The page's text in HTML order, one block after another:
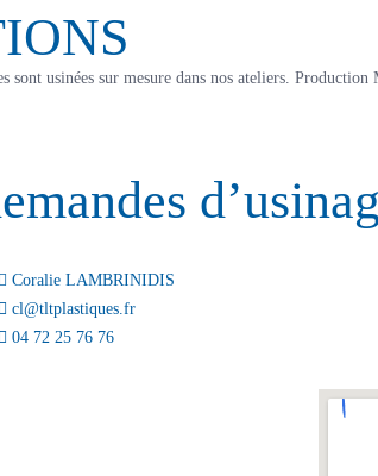
sont usinées sur mesure dans nos ateliers.
Coralie LAMBRINIDIS
cl@tltplastiques.fr
04 72 25 76 76
SUBMIT